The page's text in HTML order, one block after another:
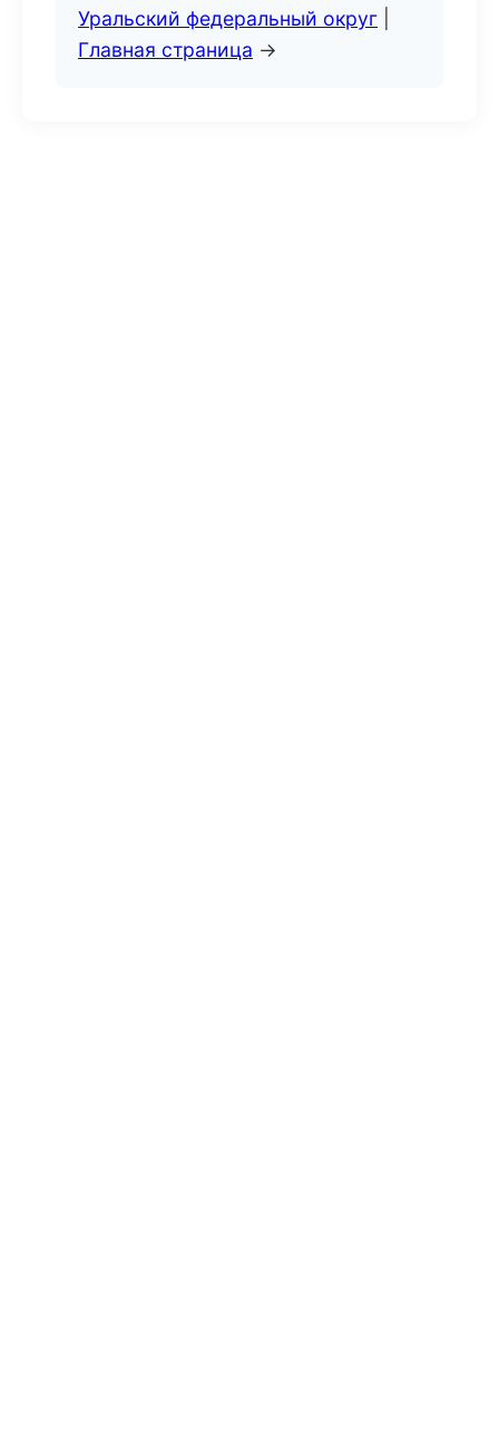
Уральский федеральный округ
Главная страница →